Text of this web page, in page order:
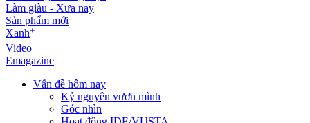
Làm giàu - Xưa nay
Sản phẩm mới
Xanh+
Video
Emagazine
Vấn đề hôm nay
Kỷ nguyên vươn mình
Góc nhìn